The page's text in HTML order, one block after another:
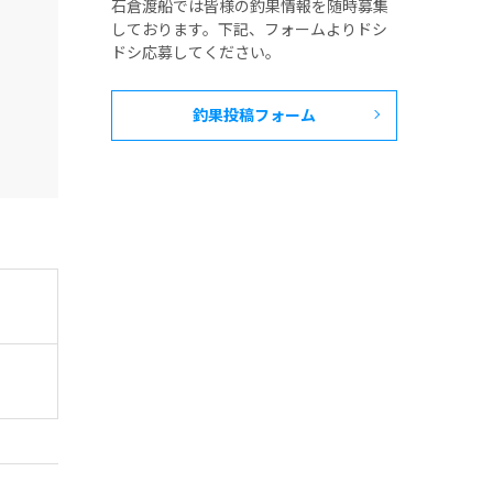
石倉渡船では皆様の釣果情報を随時募集
しております。下記、フォームよりドシ
ドシ応募してください。
釣果投稿フォーム